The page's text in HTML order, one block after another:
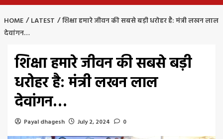
HOME LATEST
शिक्षा हमारे जीवन की सबसे बड़ी धरोहर है: मंत्री लखन लाल
देवांगन…
शिक्षा हमारे जीवन की सबसे बड़ी
धरोहर है: मंत्री लखन लाल
देवांगन…
Payal dhagesh July 2, 2024 0